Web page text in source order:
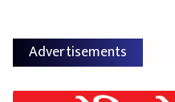
Advertisements